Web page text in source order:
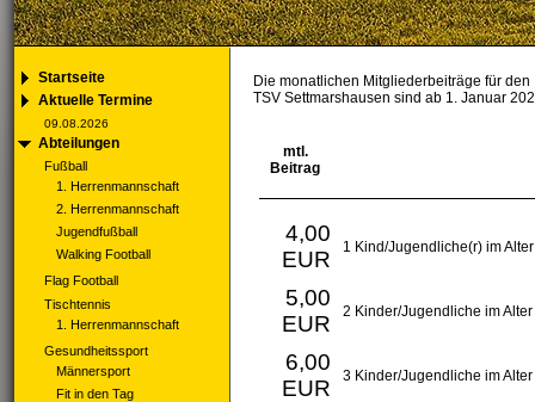
Startseite
Aktuelle Termine
09.08.2026
Abteilungen
Fußball
1. Herrenmannschaft
2. Herrenmannschaft
Jugendfußball
Walking Football
Flag Football
Tischtennis
1. Herrenmannschaft
Gesundheitssport
Männersport
Fit in den Tag
Die monatlichen Mitgliederbeiträge für den
TSV Settmarshausen sind ab 1. Januar
mtl.
Beitrag
4,00
EUR
1 Kind/Jugendliche(r) im
5,00
EUR
2 Kinder/Jugendliche im
6,00
EUR
3 Kinder/Jugendliche im